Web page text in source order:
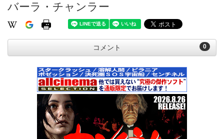
バーラ・チャンラー
0
コメント